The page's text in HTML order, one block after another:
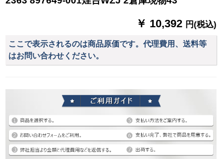
￥ 10,392 円(税込)
ここで表示されるのは商品原価です。代理費用、送料等
はお問い合わせください。